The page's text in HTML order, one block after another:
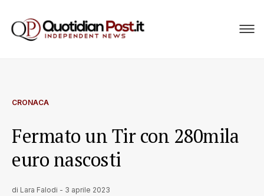
CRONACA
Fermato un Tir con 280mila
euro nascosti
di Lara Falodi - 3 aprile 2023